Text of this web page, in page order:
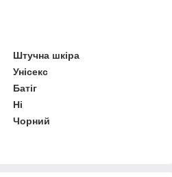
Штучна шкіра
Унісекс
Батіг
Ні
Чорний